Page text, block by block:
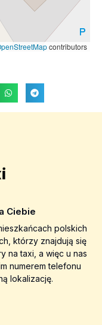
contributors
Ciebie
polskich
którzy znajdują się
na taxi, a więc u nas
numerem telefonu
lokalizację.